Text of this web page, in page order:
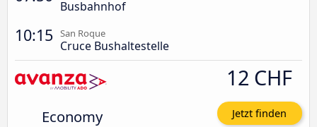
Busbahnhof
10:15 San Roque
Cruce Bushaltestelle
Economy
12 CHF
Jetzt finden